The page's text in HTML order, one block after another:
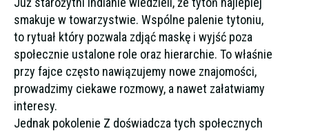
smakuje w towarzystwie. Wspólne palenie tytoniu,
to rytuał który pozwala zdjąć maskę i wyjść poza
społecznie ustalone role oraz hierarchie. To właśnie
przy fajce często nawiązujemy nowe znajomości,
prowadzimy ciekawe rozmowy, a nawet załatwiamy
interesy.
Jednak pokolenie Z doświadcza tych społecznych